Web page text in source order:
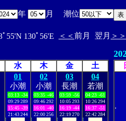
年 月 潮位
ﾟ55'N 130ﾟ56'E ＜＜ 前月 翌月 ＞＞
水 木 金 土
01
小潮
03:13 -34
09:29289
15:45 -39
21:43244
02
小潮
03:35 -46
09:46292
16:01 -40
22:00256
03
長潮
03:59 -56
10:05293
16:19 -44
22:19270
04
若潮
04:23 -61
10:26294
16:37 -51
22:42284
.